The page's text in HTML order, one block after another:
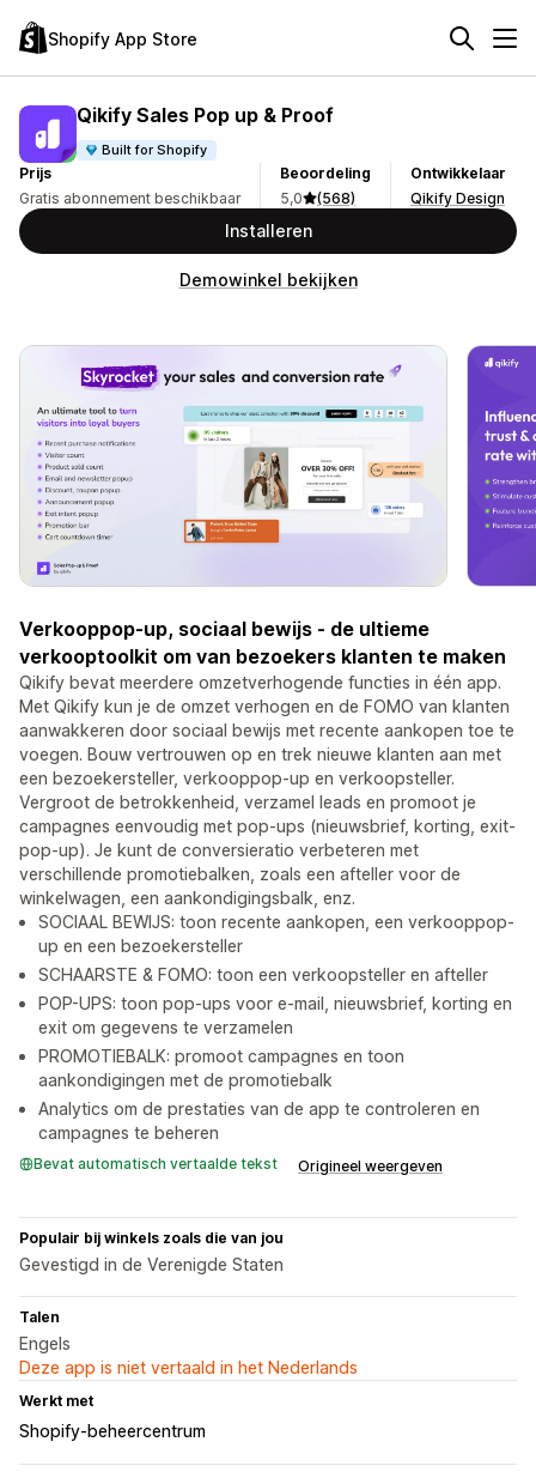
Shopify App Store
Qikify Sales Pop up & Proof
Built for Shopify
Prijs
Gratis abonnement beschikbaar
Beoordeling
5,0
(568)
Ontwikkelaar
Qikify Design
Installeren
Demowinkel bekijken
Verkooppop-up, sociaal bewijs - de ultieme
verkooptoolkit om van bezoekers klanten te maken
Qikify bevat meerdere omzetverhogende functies in één app.
Met Qikify kun je de omzet verhogen en de FOMO van klanten
aanwakkeren door sociaal bewijs met recente aankopen toe te
voegen. Bouw vertrouwen op en trek nieuwe klanten aan met
een bezoekersteller, verkooppop-up en verkoopsteller.
Vergroot de betrokkenheid, verzamel leads en promoot je
campagnes eenvoudig met pop-ups (nieuwsbrief, korting, exit-
pop-up). Je kunt de conversieratio verbeteren met
verschillende promotiebalken, zoals een afteller voor de
winkelwagen, een aankondigingsbalk, enz.
SOCIAAL BEWIJS: toon recente aankopen, een verkooppop-
up en een bezoekersteller
SCHAARSTE & FOMO: toon een verkoopsteller en afteller
POP-UPS: toon pop-ups voor e-mail, nieuwsbrief, korting en
exit om gegevens te verzamelen
PROMOTIEBALK: promoot campagnes en toon
aankondigingen met de promotiebalk
Analytics om de prestaties van de app te controleren en
campagnes te beheren
Bevat automatisch vertaalde tekst Origineel weergeven
Populair bij winkels zoals die van jou
Gevestigd in de Verenigde Staten
Talen
Engels
Deze app is niet vertaald in het Nederlands
Werkt met
Shopify-beheercentrum